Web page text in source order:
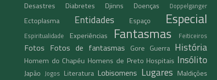
Desastres Diabretes Djinns Doenças Doppelganger
Ectoplasma Entidades Espaço Especial
Espiritualidade Experiências Fantasmas Feiticeiros
Fotos Fotos de fantasmas Gore Guerra História
Homem do Chapéu Homens de Preto Hospitais Insólito
Japão Jogos Literatura Lobisomens Lugares Maldições